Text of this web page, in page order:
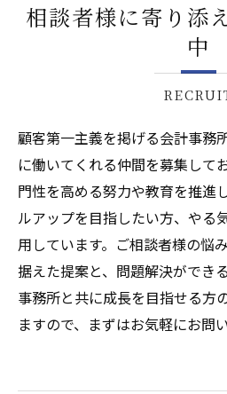
相談者様に寄り添
中
顧客第一主義を掲げる会計事務
に働いてくれる仲間を募集して
門性を高める努力や教育を推進
ルアップを目指したい方、やる
用しています。ご相談者様の悩
据えた提案と、問題解決ができ
事務所と共に成長を目指せる方
ますので、まずはお気軽にお問